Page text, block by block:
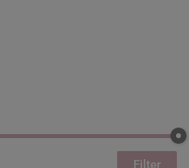
Filter